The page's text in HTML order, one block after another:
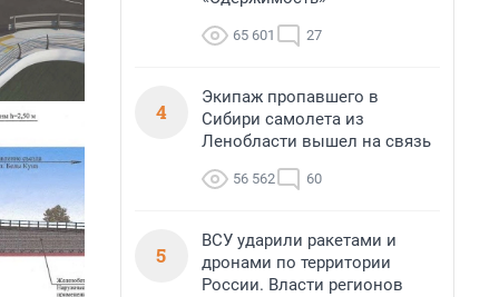
65 601 27
4
Экипаж пропавшего в
Сибири самолета из
Ленобласти вышел на связь
56 562 60
5
ВСУ ударили ракетами и
дронами по территории
России. Власти регионов